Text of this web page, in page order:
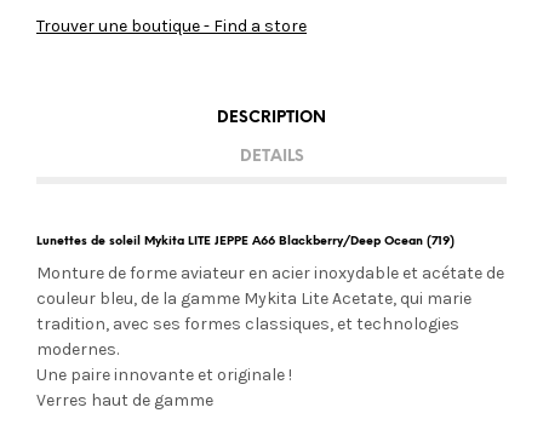
Trouver une boutique - Find a store
DESCRIPTION
DETAILS
Lunettes de soleil Mykita LITE JEPPE A66 Blackberry/Deep Ocean (719)
Monture de forme aviateur en acier inoxydable et acétate de
couleur bleu, de la gamme Mykita Lite Acetate, qui marie
tradition, avec ses formes classiques, et technologies
modernes.
Une paire innovante et originale !
Verres haut de gamme